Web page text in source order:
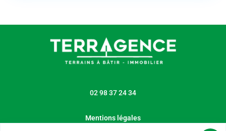
02 98 37 24 34
Mentions légales